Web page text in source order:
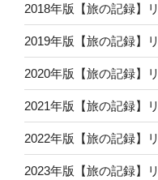
2018年版【旅の記録】
2019年版【旅の記録】
2020年版【旅の記録】
2021年版【旅の記録】
2022年版【旅の記録】
2023年版【旅の記録】